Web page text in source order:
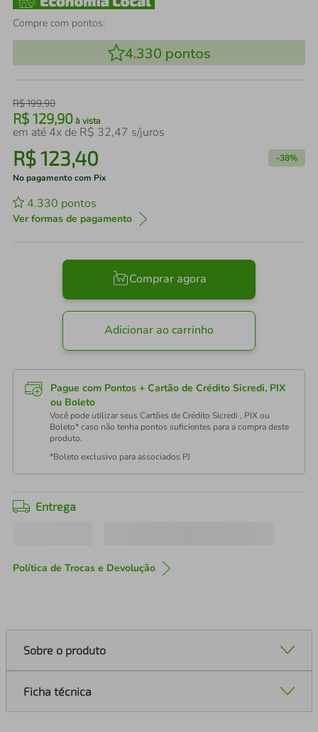
Compre com pontos:
4.330 pontos
R$199,90
R$ 129,90 à vista
em até 4x de R$ 32,47 s/juros
R$123,40 -38%
No pagamento com Pix
4.330 pontos
Ver formas de pagamento
Comprar agora
Adicionar ao carrinho
Pague com Pontos + Cartão de Crédito Sicredi, PIX
ou Boleto
Você pode utilizar seus Cartões de Crédito Sicredi , PIX ou
Boleto* caso não tenha pontos suficientes para a compra deste
produto.
*Boleto exclusivo para associados PJ
Entrega
Política de Trocas e Devolução
Sobre o produto
Ficha técnica